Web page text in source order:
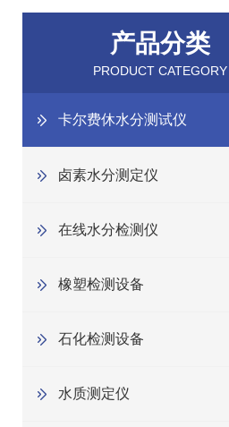
产品分类
PRODUCT CATEGORY
卡尔费休水分测试仪
卤素水分测定仪
在线水分检测仪
橡塑检测设备
石化检测设备
水质测定仪